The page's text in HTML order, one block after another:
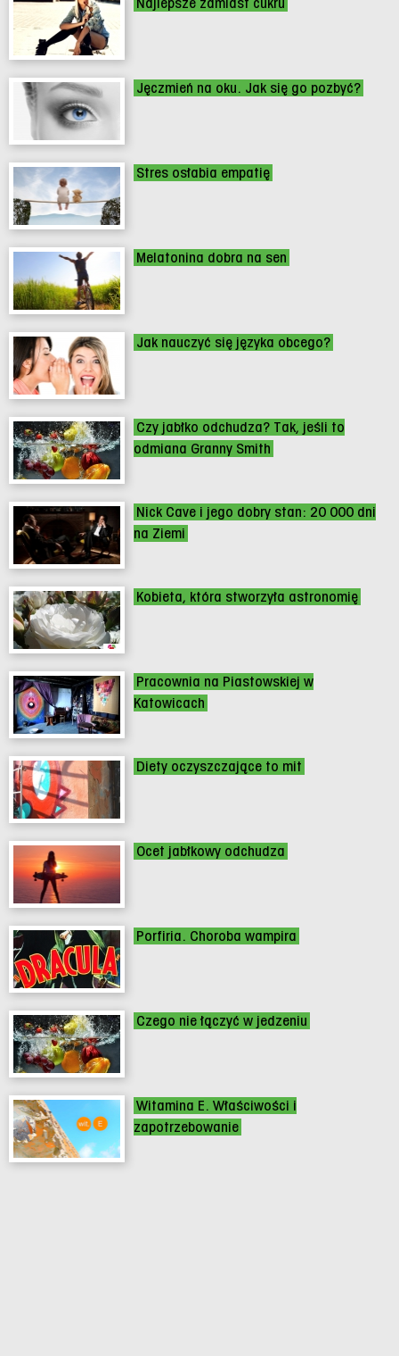
Jęczmień na oku. Jak się go pozbyć?
Stres osłabia empatię
Melatonina dobra na sen
Jak nauczyć się języka obcego?
Czy jabłko odchudza? Tak, jeśli to
odmiana Granny Smith
Nick Cave i jego dobry stan: 20 000 dni
na Ziemi
Kobieta, która stworzyła astronomię
Pracownia na Piastowskiej w
Katowicach
Diety oczyszczające to mit
Ocet jabłkowy odchudza
Porfiria. Choroba wampira
Czego nie łączyć w jedzeniu
Witamina E. Właściwości i
zapotrzebowanie